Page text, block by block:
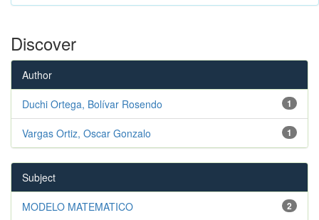
Discover
Author
1
Duchi Ortega, Bolívar Rosendo
1
Vargas Ortiz, Oscar Gonzalo
Subject
2
MODELO MATEMATICO